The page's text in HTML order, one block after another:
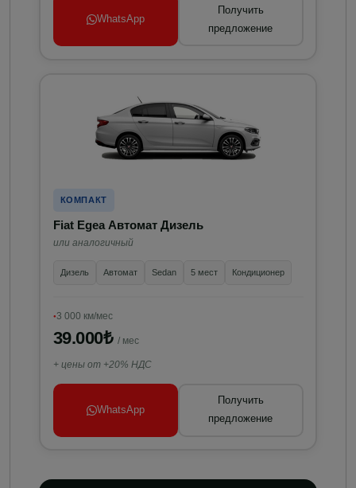
WhatsApp
Получить
предложение
КОМПАКТ
Fiat Egea Автомат Дизель
или аналогичный
Дизель Автомат Sedan 5 мест Кондиционер
3 000 км/мес
39.000₺ / мес
+ цены от +20% НДС
WhatsApp
Получить
предложение